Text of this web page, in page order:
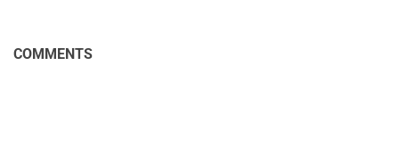
COMMENTS